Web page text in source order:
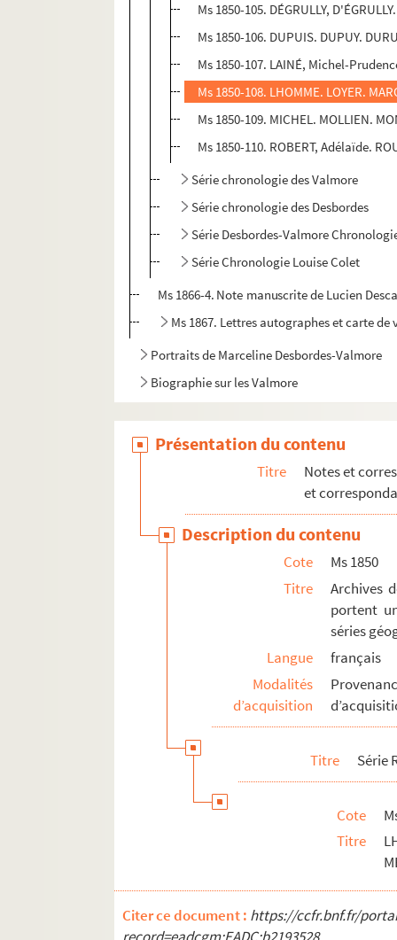
Ms 1850-105. DÉGRULLY,
Ms 1850-106. DUPUIS. DUPUY.
Ms 1850-107. LAINÉ, Michel-
Ms 1850-108. LHOMME. LOYER.
Ms 1850-109. MICHEL. MOLLIEN.
Ms 1850-110. ROBERT, Adélaïde.
Série chronologie des Valmore
Série chronologie des Desbordes
Série Desbordes-Valmore
Série Chronologie Louise Colet
Ms 1866-4. Note manuscrite de Lucien
Ms 1867. Lettres autographes et carte de
Portraits de Marceline Desbordes-Valmore
Biographie sur les Valmore
Présentation du contenu
Titre
Notes et
et
Description du contenu
Cote
Ms 1850
Titre
Archives
portent
séries
Langue
français
Modalités
d’acquisition
Titre Série
Cote
Titre
Citer ce document : https://ccfr.bnf.fr/